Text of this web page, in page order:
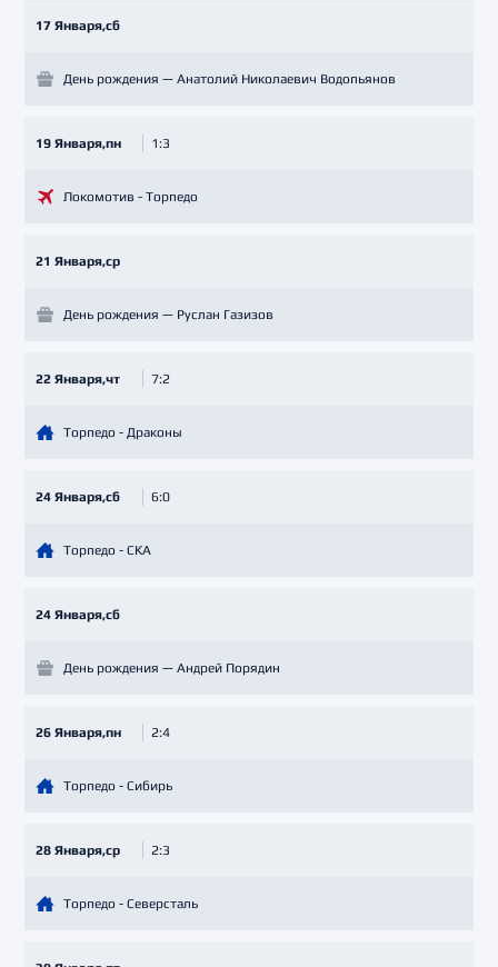
17 Января,сб
День рождения — Анатолий Николаевич Водопьянов
19 Января,пн 1:3
Локомотив - Торпедо
21 Января,ср
День рождения — Руслан Газизов
22 Января,чт 7:2
Торпедо - Драконы
24 Января,сб 6:0
Торпедо - СКА
24 Января,сб
День рождения — Андрей Порядин
26 Января,пн 2:4
Торпедо - Сибирь
28 Января,ср 2:3
Торпедо - Северсталь